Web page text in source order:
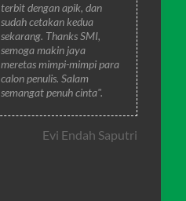
terbit dengan apik, dan
sudah cetakan kedua
sekarang. Thanks SMI,
semoga makin jaya
meretas mimpi-mimpi para
calon penulis. Salam
semangat penuh cinta".
Evi Endah Saputri